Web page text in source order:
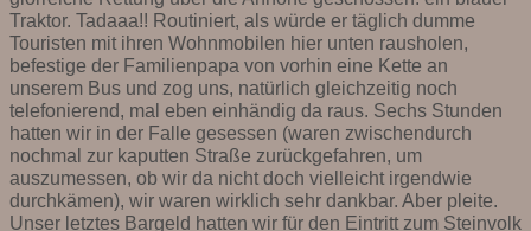
Traktor. Tadaaa!! Routiniert, als würde er täglich dumme
Touristen mit ihren Wohnmobilen hier unten rausholen,
befestige der Familienpapa von vorhin eine Kette an
unserem Bus und zog uns, natürlich gleichzeitig noch
telefonierend, mal eben einhändig da raus. Sechs Stunden
hatten wir in der Falle gesessen (waren zwischendurch
nochmal zur kaputten Straße zurückgefahren, um
auszumessen, ob wir da nicht doch vielleicht irgendwie
durchkämen), wir waren wirklich sehr dankbar. Aber pleite.
Unser letztes Bargeld hatten wir für den Eintritt zum Steinvolk